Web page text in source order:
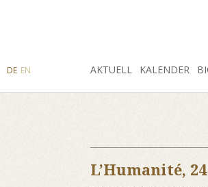
AKTUELL KALENDER
FACEBOOK
INSTAGRAM
SUCHE
DE EN
L’Humanité,